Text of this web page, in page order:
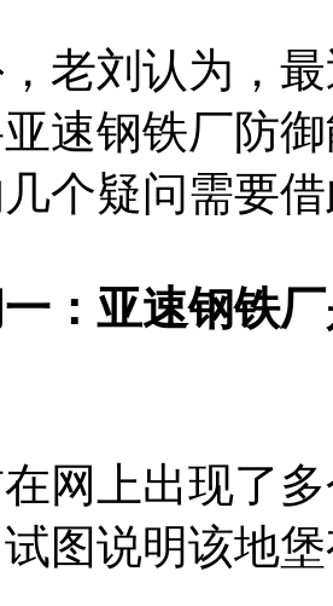
老刘认为，
速钢铁厂防
个疑问需要
：亚速钢铁
网上出现了
图说明该地